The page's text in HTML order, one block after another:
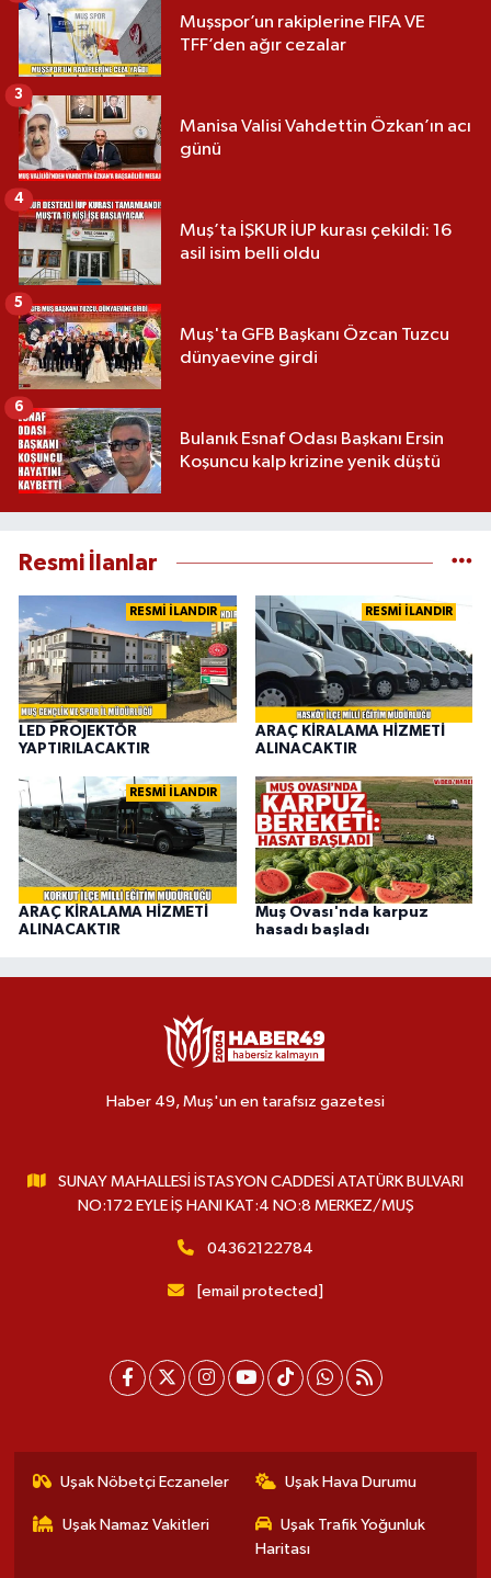
Muşspor’un rakiplerine FIFA VE
TFF’den ağır cezalar
Manisa Valisi Vahdettin Özkan’ın acı
günü
3
Muş’ta İŞKUR İUP kurası çekildi: 16
asil isim belli oldu
4
Muş'ta GFB Başkanı Özcan Tuzcu
dünyaevine girdi
5
Bulanık Esnaf Odası Başkanı Ersin
Koşuncu kalp krizine yenik düştü
6
Resmi İlanlar
RESMİ İLANDIR
LED PROJEKTÖR
YAPTIRILACAKTIR
RESMİ İLANDIR
ARAÇ KİRALAMA HİZMETİ
ALINACAKTIR
RESMİ İLANDIR
ARAÇ KİRALAMA HİZMETİ
ALINACAKTIR
Muş Ovası'nda karpuz
hasadı başladı
Haber 49, Muş'un en tarafsız gazetesi
SUNAY MAHALLESİ İSTASYON CADDESİ ATATÜRK BULVARI
NO:172 EYLE İŞ HANI KAT:4 NO:8 MERKEZ/MUŞ
04362122784
[email protected]
Uşak Nöbetçi Eczaneler Uşak Hava Durumu
Uşak Namaz Vakitleri
Uşak Trafik Yoğunluk
Haritası